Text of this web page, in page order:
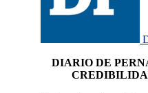
DIARIO DE